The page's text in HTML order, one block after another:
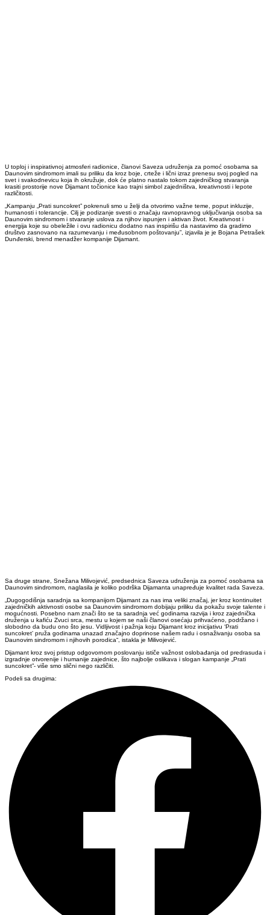
U toploj i inspirativnoj atmosferi radionice, članovi Saveza udruženja za pomoć osobama sa
Daunovim sindromom imali su priliku da kroz boje, crteže i lični izraz prenesu svoj pogled na
svet i svakodnevicu koja ih okružuje, dok će platno nastalo tokom zajedničkog stvaranja
krasiti prostorije nove Dijamant točionice kao trajni simbol zajedništva, kreativnosti i lepote
različitosti.
„Kampanju „Prati suncokret” pokrenuli smo u želji da otvorimo važne teme, poput inkluzije,
humanosti i tolerancije. Cilj je podizanje svesti o značaju ravnopravnog uključivanja osoba sa
Daunovim sindromom i stvaranje uslova za njihov ispunjen i aktivan život. Kreativnost i
energija koje su obeležile i ovu radionicu dodatno nas inspirišu da nastavimo da gradimo
društvo zasnovano na razumevanju i međusobnom poštovanju”, izjavila je je Bojana Petrašek
Dunđerski, brend menadžer kompanije Dijamant.
Sa druge strane, Snežana Milivojević, predsednica Saveza udruženja za pomoć osobama sa
Daunovim sindromom, naglasila je koliko podrška Dijamanta unapređuje kvalitet rada Saveza.
„Dugogodišnja saradnja sa kompanijom Dijamant za nas ima veliki značaj, jer kroz kontinuitet
zajedničkih aktivnosti osobe sa Daunovim sindromom dobijaju priliku da pokažu svoje talente i
mogućnosti. Posebno nam znači što se ta saradnja već godinama razvija i kroz zajednička
druženja u kafiću Zvuci srca, mestu u kojem se naši članovi osećaju prihvaćeno, podržano i
slobodno da budu ono što jesu. Vidljivost i pažnja koju Dijamant kroz inicijativu ‘Prati
suncokret’ pruža godinama unazad značajno doprinose našem radu i osnaživanju osoba sa
Daunovim sindromom i njihovih porodica“, istakla je Milivojević.
Dijamant kroz svoj pristup odgovornom poslovanju ističe važnost oslobađanja od predrasuda i
izgradnje otvorenije i humanije zajednice, što najbolje oslikava i slogan kampanje „Prati
suncokret”- više smo slični nego različiti.
Podeli sa drugima: